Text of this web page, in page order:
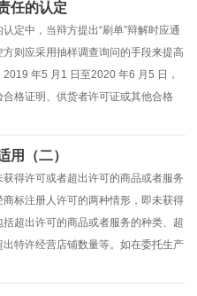
任的认定
定中，当辩方提出“刷单”辩解时应通
则应采用抽样调查询问的手段来提高
年5 月1 日至2020 年6 月5 日，
格证明、供货者许可证或其他合格
用（二）
得许可或者超出许可的商品或者服务
标注册人许可的两种情形，即未获得
超出许可的商品或者服务的种类、超
特许经营店铺数量等。如在委托生产